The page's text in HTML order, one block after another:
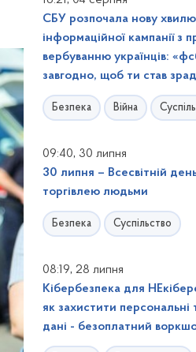
СБУ розпочала нову хвилю
інформаційної кампанії з
вербуванню українців:
завгодно, щоб ти став
Безпека Війна
09:40, 30 липня
30 липня – Всесвітній
торгівлею людьми
Безпека Суспільство
08:19, 28 липня
Кібербезпека для
як захистити персональні
дані - безоплатний